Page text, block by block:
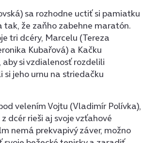
sa rozhodne uctiť si pamiatku
tak, že zaňho zabehne maratón.
tri dcéry, Marcelu (Tereza
Kubařová) a Kačku
si vzdialenosť rozdelili
jeho urnu na striedačku
velením Vojtu (Vladimír Polívka),
dcér rieši aj svoje vzťahové
nemá prekvapivý záver, možno